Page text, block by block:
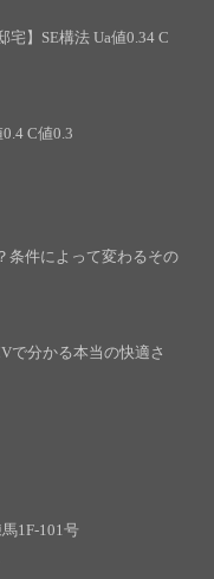
】SE構法 Ua値0.34 C
C値0.3
条件によって変わるその
で分かる本当の快適さ
1F-101号